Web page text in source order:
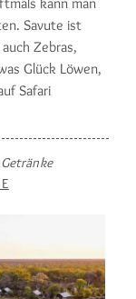
Savute ist
Zebras,
Glück Löwen,
Safari